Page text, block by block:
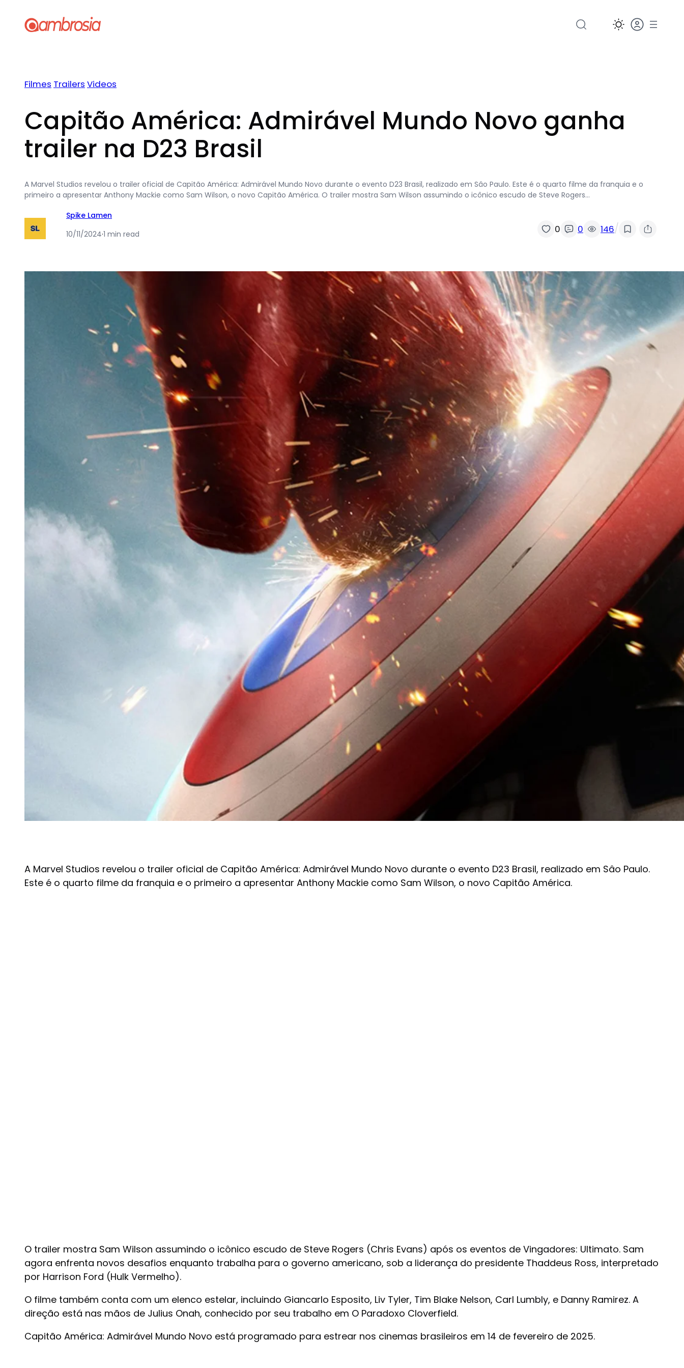
Filmes Trailers Videos
Capitão América: Admirável Mundo Novo ganha
trailer na D23 Brasil
A Marvel Studios revelou o trailer oficial de Capitão América: Admirável Mundo Novo durante o evento D23 Brasil, realizado em Sâo Paulo. Este é o quarto filme da franquia e o
primeiro a apresentar Anthony Mackie como Sam Wilson, o novo Capitão América. O trailer mostra Sam Wilson assumindo o icônico escudo de Steve Rogers…
Spike Lamen
10/11/2024·1 min read 0 0 146/
A Marvel Studios revelou o trailer oficial de Capitão América: Admirável Mundo Novo durante o evento D23 Brasil, realizado em Sâo Paulo.
Este é o quarto filme da franquia e o primeiro a apresentar Anthony Mackie como Sam Wilson, o novo Capitão América.
O trailer mostra Sam Wilson assumindo o icônico escudo de Steve Rogers (Chris Evans) após os eventos de Vingadores: Ultimato. Sam
agora enfrenta novos desafios enquanto trabalha para o governo americano, sob a liderança do presidente Thaddeus Ross, interpretado
por Harrison Ford (Hulk Vermelho).
O filme também conta com um elenco estelar, incluindo Giancarlo Esposito, Liv Tyler, Tim Blake Nelson, Carl Lumbly, e Danny Ramirez. A
direção está nas mãos de Julius Onah, conhecido por seu trabalho em O Paradoxo Cloverfield.
Capitão América: Admirável Mundo Novo está programado para estrear nos cinemas brasileiros em 14 de fevereiro de 2025.